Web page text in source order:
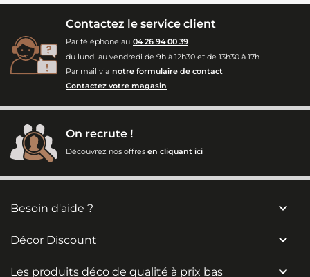
Contactez le service client
Par téléphone au 04 26 94 00 39
du lundi au vendredi de 9h à 12h30 et de 13h30 à 17h
Par mail via notre formulaire de contact
Contactez votre magasin
On recrute !
Découvrez nos offres en cliquant ici
Besoin d'aide ? 
Décor Discount 
Les produits déco de qualité à prix bas 